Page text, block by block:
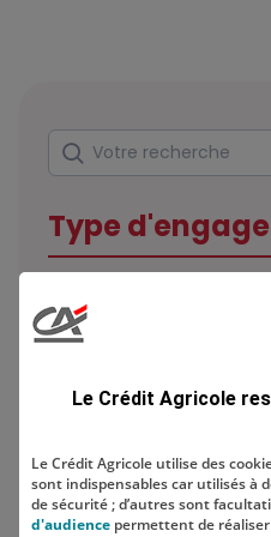
Rechercher
Votre recherche
Type
Localisation
Le Crédit Agricole
Le Crédit Agricole utilise des
sont indispensables car utilisés à
de sécurité ; d’autres sont
d'audience permettent de